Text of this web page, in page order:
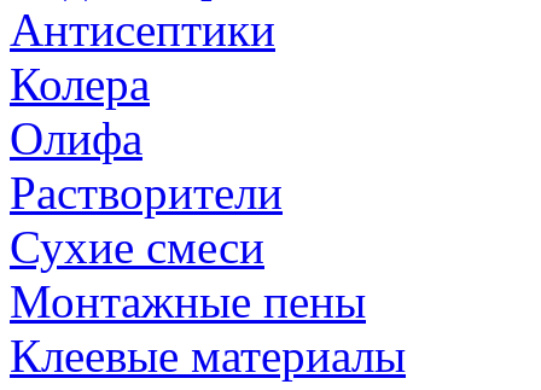
Антисептики
Колера
Олифа
Растворители
Сухие смеси
Монтажные пены
Клеевые материалы